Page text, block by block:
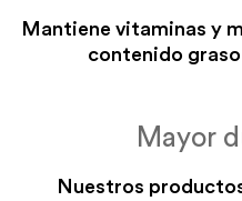
las
Mantiene vitaminas y
contenido graso
Mayor
Nuestros